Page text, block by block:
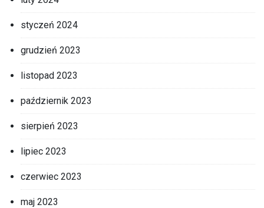
styczeń 2024
grudzień 2023
listopad 2023
październik 2023
sierpień 2023
lipiec 2023
czerwiec 2023
maj 2023